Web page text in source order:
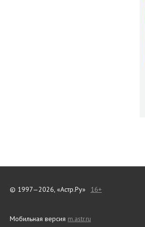
© 1997—2026, «Астр.Ру» 16+
Мобильная версия m.astr.ru